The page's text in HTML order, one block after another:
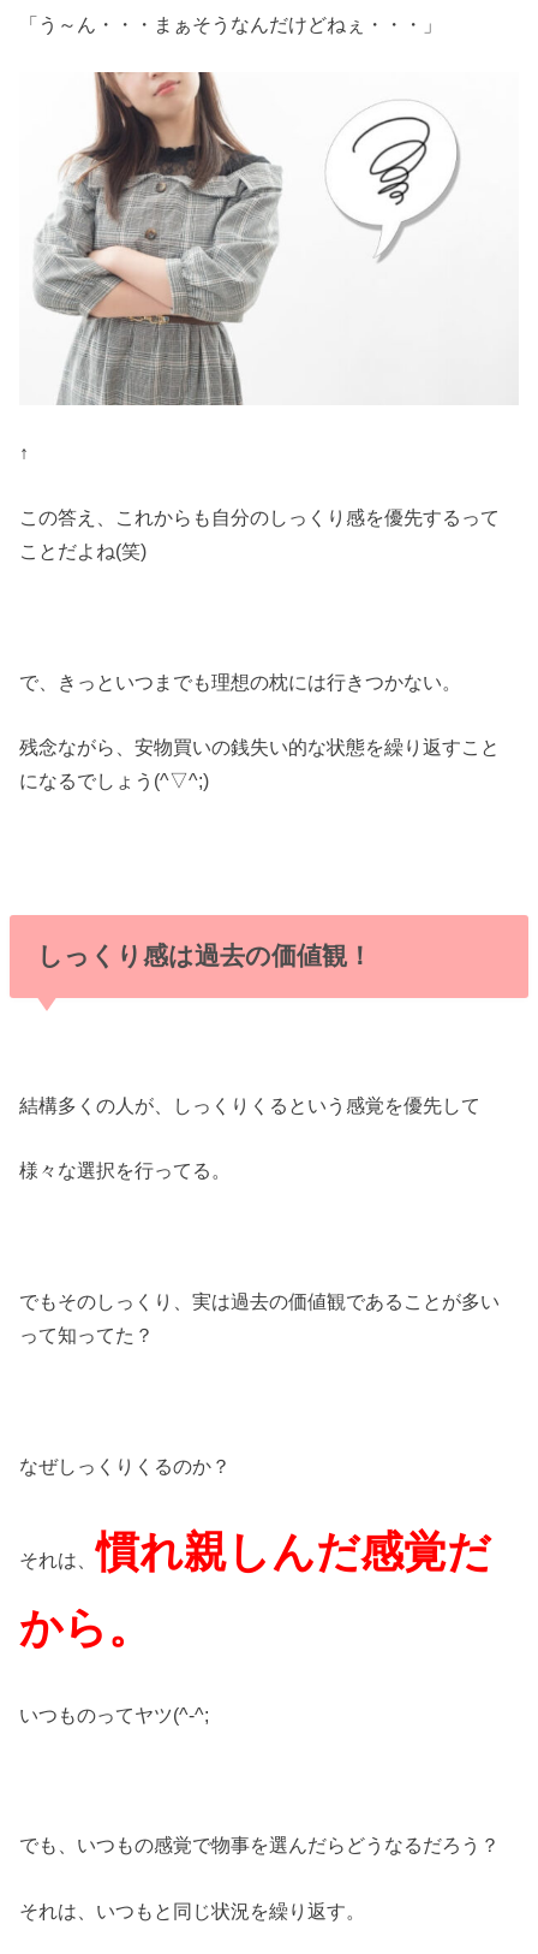
「う～ん・・・まぁそうなんだけどねぇ・・・」
↑
この答え、これからも自分のしっくり感を優先するって
ことだよね(笑)
で、きっといつまでも理想の枕には行きつかない。
残念ながら、安物買いの銭失い的な状態を繰り返すこと
になるでしょう(^▽^;)
しっくり感は過去の価値観！
結構多くの人が、しっくりくるという感覚を優先して
様々な選択を行ってる。
でもそのしっくり、実は過去の価値観であることが多い
って知ってた？
なぜしっくりくるのか？
それは、 慣れ親しんだ感覚だ
から。
いつものってヤツ(^-^;
でも、いつもの感覚で物事を選んだらどうなるだろう？
それは、いつもと同じ状況を繰り返す。